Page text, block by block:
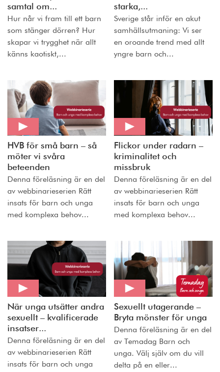
samtal om...
Hur når vi fram till ett barn
som stänger dörren? Hur
skapar vi trygghet när allt
känns kaotiskt,...
starka,...
Sverige står inför en akut
samhällsutmaning: Vi ser
en oroande trend med allt
yngre barn och...
HVB för små barn – så
möter vi svåra
beteenden
Denna föreläsning är en del
av webbinarieserien Rätt
insats för barn och unga
med komplexa behov...
Flickor under radarn –
kriminalitet och
missbruk
Denna föreläsning är en del
av webbinarieserien Rätt
insats för barn och unga
med komplexa behov...
När unga utsätter andra
sexuellt – kvalificerade
insatser...
Denna föreläsning är en del
av webbinarieserien Rätt
insats för barn och unga
Sexuellt utagerande –
Bryta mönster för unga
Denna föreläsning är en del
av Temadag Barn och
unga. Välj själv om du vill
delta på en eller...